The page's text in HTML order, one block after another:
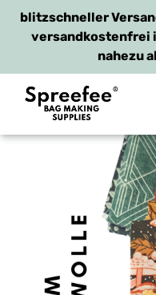
zum
blitzschneller
versandkostenfrei
nahezu